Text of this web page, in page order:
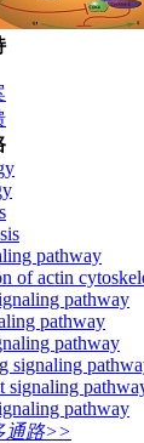
pathway
of actin
pathway
pathway
pathway
signaling
signaling
pathway
通路>>